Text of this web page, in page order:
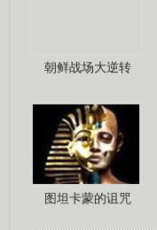
朝鲜战场大逆转
图坦卡蒙的诅咒